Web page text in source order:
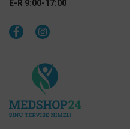
E-R 9:00-17:00